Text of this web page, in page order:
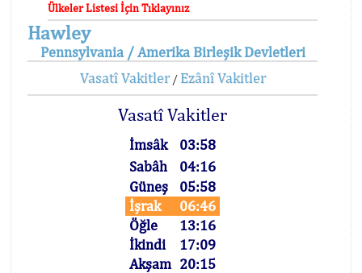
Ülkeler Listesi İçin Tıklayınız
Hawley
Pennsylvania / Amerika Birleşik Devletleri
Vasatî Vakitler/ Ezânî Vakitler
Vasatî Vakitler
İmsâk
03:58
Sabâh
04:16
Güneş
05:58
İşrak
06:46
Öğle
13:16
İkindi
17:09
Akşam 20:15